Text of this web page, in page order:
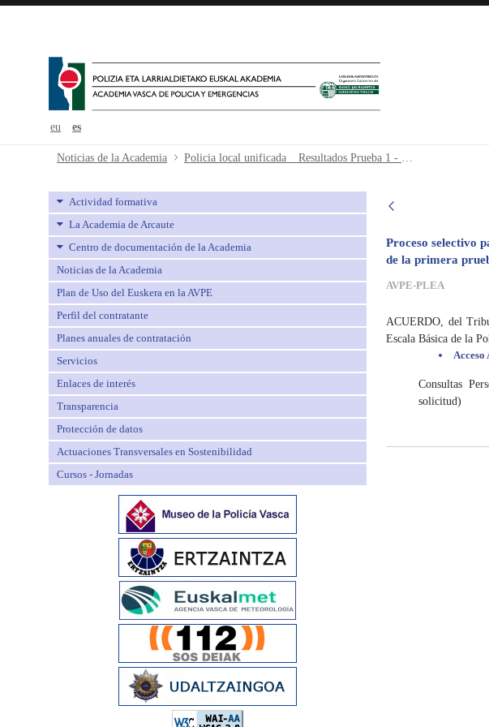
eu es
Policia local unificada _ Resultados Prueba 1 -
Noticias de la Academia Policia local unificada _ Resultados Prueba 1 - conocimientos
Actividad formativa
La Academia de Arcaute
Centro de documentación de la Academia
Noticias de la Academia
Plan de Uso del Euskera en la AVPE
Perfil del contratante
Planes anuales de contratación
Servicios
Enlaces de interés
Transparencia
Protección de datos
Actuaciones Transversales en Sostenibilidad
Cursos - Jornadas
Proceso selectivo
de la primera
AVPE-PLEA
ACUERDO, del
Escala Básica de la
Acceso
Consultas
solicitud)